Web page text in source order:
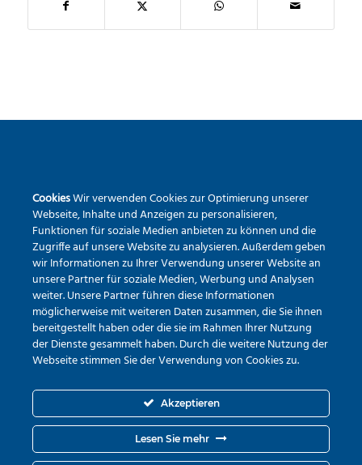
Pietrapaola-Platz 4
59581 Warstein
Tel.:02902 – 9791840
Erreichbarkeit via Mail
CookiesWir verwenden Cookies zur Optimierung unserer
Webseite, Inhalte und Anzeigen zu personalisieren,
Funktionen für soziale Medien anbieten zu können und die
Zugriffe auf unsere Website zu analysieren. Außerdem geben
wir Informationen zu Ihrer Verwendung unserer Website an
unsere Partner für soziale Medien, Werbung und Analysen
weiter. Unsere Partner führen diese Informationen
möglicherweise mit weiteren Daten zusammen, die Sie ihnen
bereitgestellt haben oder die sie im Rahmen Ihrer Nutzung
der Dienste gesammelt haben. Durch die weitere Nutzung der
Webseite stimmen Sie der Verwendung von Cookies zu.
Akzeptieren
Lesen Sie mehr